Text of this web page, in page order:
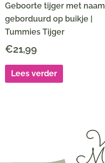
Geboorte tijger met naam
geborduurd op buikje |
Tummies Tijger
€21,99
Lees verder